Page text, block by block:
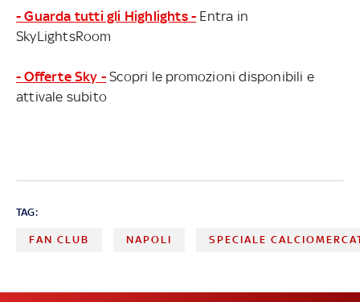
- Guarda tutti gli Highlights - Entra in
SkyLightsRoom
- Offerte Sky - Scopri le promozioni disponibili e
attivale subito
TAG:
FAN CLUB NAPOLI SPECIALE